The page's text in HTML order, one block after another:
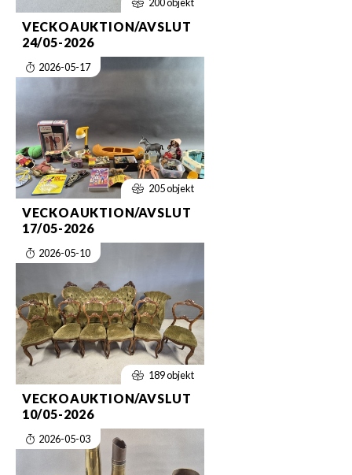
200 objekt
VECKOAUKTION/AVSLUT
24/05-2026
2026-05-17
205 objekt
VECKOAUKTION/AVSLUT
17/05-2026
2026-05-10
189 objekt
VECKOAUKTION/AVSLUT
10/05-2026
2026-05-03